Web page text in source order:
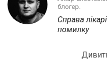
блогер.
Справа
помилку